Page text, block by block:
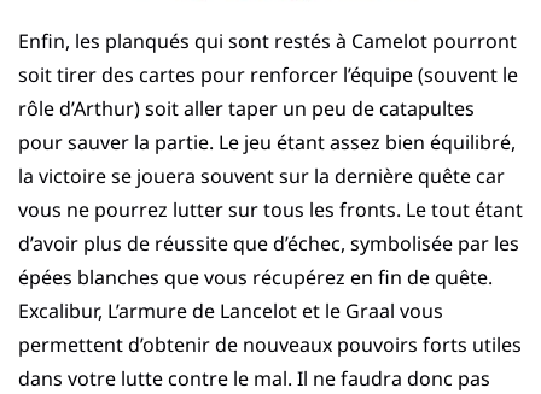
Enfin, les planqués qui sont restés à Camelot pourront
soit tirer des cartes pour renforcer l’équipe (souvent le
rôle d’Arthur) soit aller taper un peu de catapultes
pour sauver la partie. Le jeu étant assez bien équilibré,
la victoire se jouera souvent sur la dernière quête car
vous ne pourrez lutter sur tous les fronts. Le tout étant
d’avoir plus de réussite que d’échec, symbolisée par les
épées blanches que vous récupérez en fin de quête.
Excalibur, L’armure de Lancelot et le Graal vous
permettent d’obtenir de nouveaux pouvoirs forts utiles
dans votre lutte contre le mal. Il ne faudra donc pas